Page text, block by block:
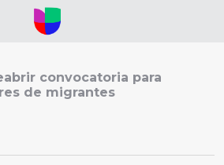
convocatoria para
de migrantes